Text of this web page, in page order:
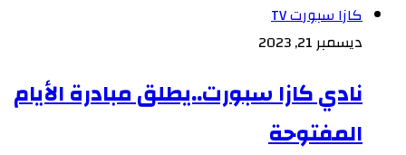
كازا سبورت TV
ديسمبر 21, 2023
نادي كازا سبورت..يطلق مبادرة الأيام
المفتوحة